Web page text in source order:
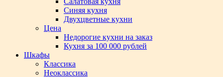
Синяя кухня
Двухцветные кухни
Цена
Недорогие кухни на заказ
Кухня за 100 000 рублей
Шкафы
Классика
Неоклассика